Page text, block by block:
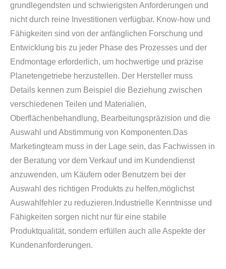
grundlegendsten und schwierigsten Anforderungen und
nicht durch reine Investitionen verfügbar. Know-how und
Fähigkeiten sind von der anfänglichen Forschung und
Entwicklung bis zu jeder Phase des Prozesses und der
Endmontage erforderlich, um hochwertige und präzise
Planetengetriebe herzustellen. Der Hersteller muss
Details kennen zum Beispiel die Beziehung zwischen
verschiedenen Teilen und Materialien,
Oberflächenbehandlung, Bearbeitungspräzision und die
Auswahl und Abstimmung von Komponenten.Das
Marketingteam muss in der Lage sein, das Fachwissen in
der Beratung vor dem Verkauf und im Kundendienst
anzuwenden, um Käufern oder Benutzern bei der
Auswahl des richtigen Produkts zu helfen,möglichst
Auswahlfehler zu reduzieren.Industrielle Kenntnisse und
Fähigkeiten sorgen nicht nur für eine stabile
Produktqualität, sondern erfüllen auch alle Aspekte der
Kundenanforderungen.